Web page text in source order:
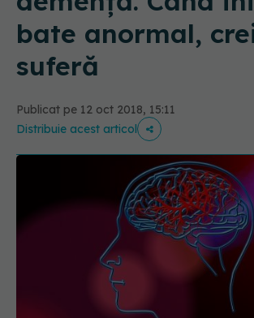
bate anormal,
suferă
Publicat pe 12 oct 2018, 15:11
Distribuie acest articol